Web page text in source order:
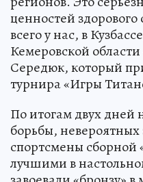
ценностей
всего у нас, в
Кемеровской
Середюк, который
турнира «Игры
По итогам двух дней
борьбы,
спортсмены сборной
лучшими в